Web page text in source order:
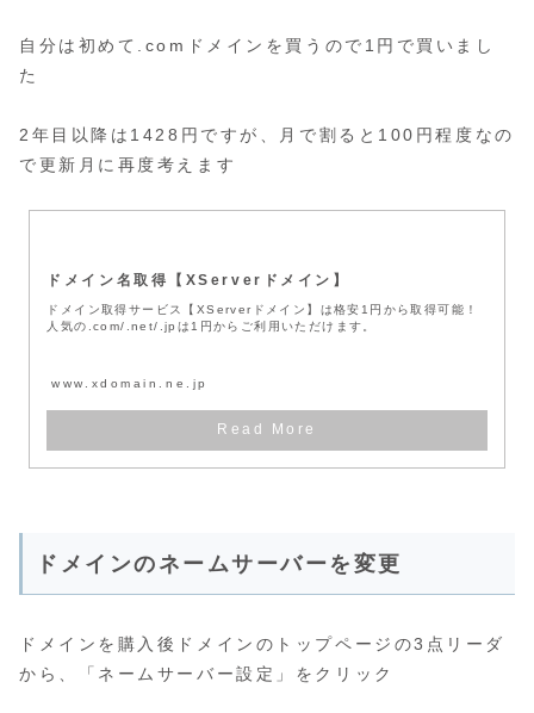
自分は初めて.comドメインを買うので1円で買いまし
た
2年目以降は1428円ですが、月で割ると100円程度なの
で更新月に再度考えます
ドメイン名取得【XServerドメイン】
ドメイン取得サービス【XServerドメイン】は格安1円から取得可能！
人気の.com/.net/.jpは1円からご利用いただけます。
www.xdomain.ne.jp
ドメインのネームサーバーを変更
ドメインを購入後ドメインのトップページの3点リーダ
から、「ネームサーバー設定」をクリック